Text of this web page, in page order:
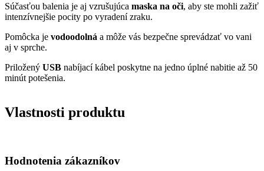
Súčasťou balenia je aj vzrušujúca maska na oči, aby ste mohli zažiť
intenzívnejšie pocity po vyradení zraku.
Pomôcka je vodoodolná a môže vás bezpečne sprevádzať vo vani
aj v sprche.
Priložený USB nabíjací kábel poskytne na jedno úplné nabitie až 50
minút potešenia.
Vlastnosti produktu
Hodnotenia zákazníkov